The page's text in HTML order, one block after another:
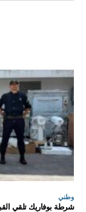
وطني
شرطة بوفاريك تلقي